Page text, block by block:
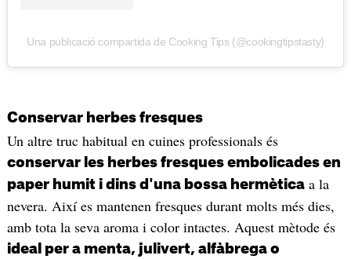
Una publicació compartida de Cooking Tips (@cookingtipstasty)
Conservar herbes fresques
Un altre truc habitual en cuines professionals és
conservar les herbes fresques embolicades en
paper humit i dins d'una bossa hermèticaa la
nevera. Així es mantenen fresques durant molts més dies,
amb tota la seva aroma i color intactes. Aquest mètode és
ideal per a menta, julivert, alfàbrega o